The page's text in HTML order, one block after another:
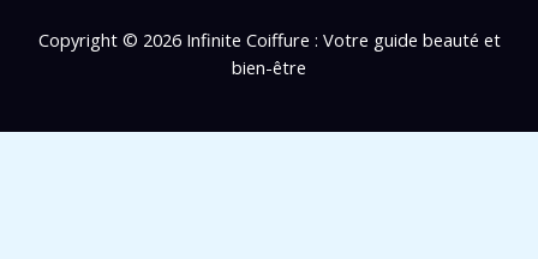
Copyright © 2026 Infinite Coiffure : Votre guide beauté et
bien-être